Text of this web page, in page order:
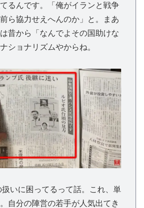
るんです。「俺がイランと戦争
ら協力せえへんのか」と。まあ
昔から「なんでよその国助けな
ショナリズムやからね。
いに困ってるって話。これ、単
自分の陣営の若手が人気出てき